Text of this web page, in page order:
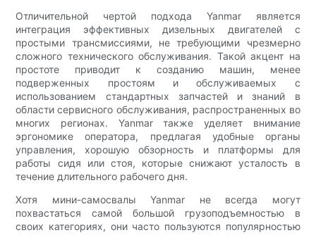
Отличительной чертой подхода Yanmar является
интеграция эффективных дизельных двигателей с
простыми трансмиссиями, не требующими чрезмерно
сложного технического обслуживания. Такой акцент на
простоте приводит к созданию машин, менее
подверженных простоям и обслуживаемых с
использованием стандартных запчастей и знаний в
области сервисного обслуживания, распространенных во
многих регионах. Yanmar также уделяет внимание
эргономике оператора, предлагая удобные органы
управления, хорошую обзорность и платформы для
работы сидя или стоя, которые снижают усталость в
течение длительного рабочего дня.
Хотя мини-самосвалы Yanmar не всегда могут
похвастаться самой большой грузоподъемностью в
своих категориях, они часто пользуются популярностью